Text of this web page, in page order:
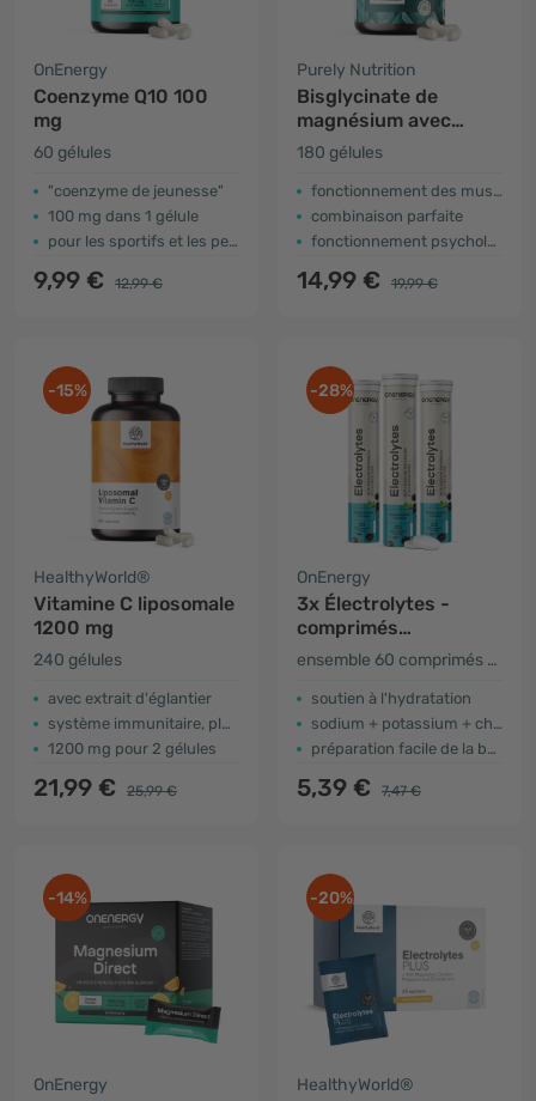
OnEnergy
Coenzyme Q10 100
mg
60 gélules
"coenzyme de jeunesse"
100 mg dans 1 gélule
pour les sportifs et les personnes âgées
9,99 € 12,99 €
Purely Nutrition
Bisglycinate de
magnésium avec
vitamine B6
180 gélules
fonctionnement des muscles
combinaison parfaite
fonctionnement psychologique
14,99 € 19,99 €
-15%
HealthyWorld®
Vitamine C liposomale
1200 mg
240 gélules
avec extrait d'églantier
système immunitaire, plus d'énergie
1200 mg pour 2 gélules
21,99 € 25,99 €
-28%
OnEnergy
3x Électrolytes -
comprimés
effervescents
ensemble 60 comprimés effervescents
soutien à l'hydratation
sodium + potassium + chlorure
préparation facile de la boisson
5,39 € 7,47 €
-14%
OnEnergy
-20%
HealthyWorld®